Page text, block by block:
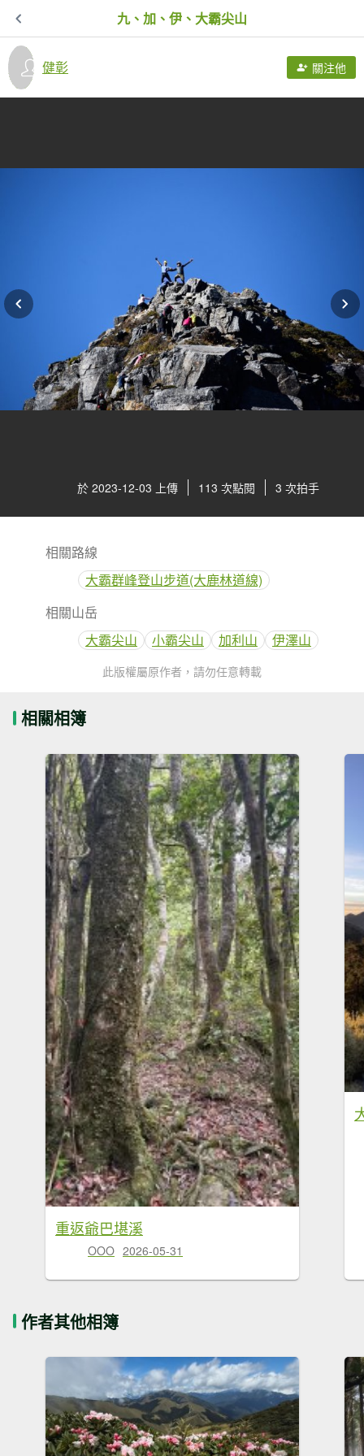
九、加、伊、大霸尖山
健彰 關注他
於 2023-12-03 上傳 113 次點閱 3 次拍手
相關路線
大霸群峰登山步道(大鹿林道線)
相關山岳
大霸尖山
小霸尖山 加利山 伊澤山
此版權屬原作者，請勿任意轉載
相關相簿
重返爺巴堪溪
OOO 2026-05-31
作者其他相簿